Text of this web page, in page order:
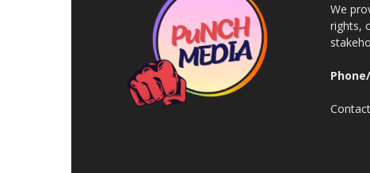
We
rights,